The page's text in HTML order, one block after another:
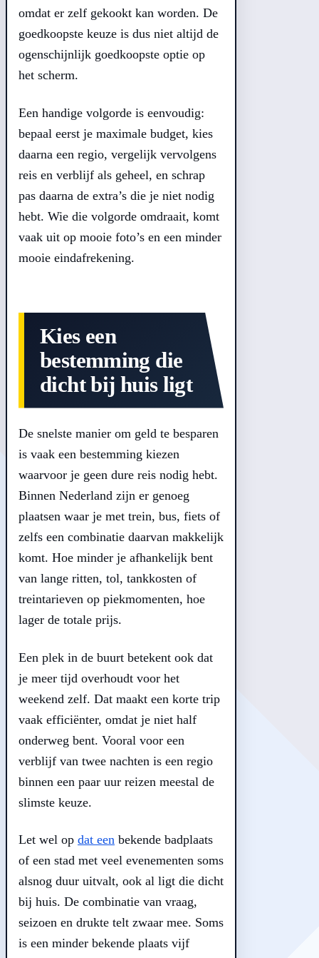
omdat er zelf gekookt kan worden. De
goedkoopste keuze is dus niet altijd de
ogenschijnlijk goedkoopste optie op
het scherm.
Een handige volgorde is eenvoudig:
bepaal eerst je maximale budget, kies
daarna een regio, vergelijk vervolgens
reis en verblijf als geheel, en schrap
pas daarna de extra’s die je niet nodig
hebt. Wie die volgorde omdraait, komt
vaak uit op mooie foto’s en een minder
mooie eindafrekening.
Kies een
bestemming die
dicht bij huis ligt
De snelste manier om geld te besparen
is vaak een bestemming kiezen
waarvoor je geen dure reis nodig hebt.
Binnen Nederland zijn er genoeg
plaatsen waar je met trein, bus, fiets of
zelfs een combinatie daarvan makkelijk
komt. Hoe minder je afhankelijk bent
van lange ritten, tol, tankkosten of
treintarieven op piekmomenten, hoe
lager de totale prijs.
Een plek in de buurt betekent ook dat
je meer tijd overhoudt voor het
weekend zelf. Dat maakt een korte trip
vaak efficiënter, omdat je niet half
onderweg bent. Vooral voor een
verblijf van twee nachten is een regio
binnen een paar uur reizen meestal de
slimste keuze.
Let wel op dat een bekende badplaats
of een stad met veel evenementen soms
alsnog duur uitvalt, ook al ligt die dicht
bij huis. De combinatie van vraag,
seizoen en drukte telt zwaar mee. Soms
is een minder bekende plaats vijf